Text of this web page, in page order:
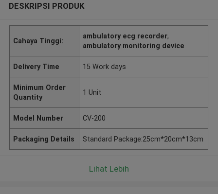
DESKRIPSI PRODUK
Cahaya Tinggi:
ambulatory ecg recorder,
ambulatory monitoring device
Delivery Time 15 Work days
Minimum Order
Quantity
1 Unit
Model Number CV-200
Packaging Details Standard Package:25cm*20cm*13cm
Lihat Lebih